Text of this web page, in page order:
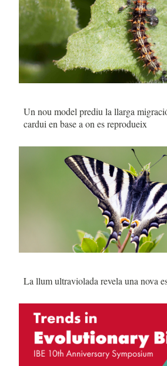
Un nou model prediu la llarga migració de la papallona
cardui en base a on es reprodueix
La llum ultraviolada revela una nova